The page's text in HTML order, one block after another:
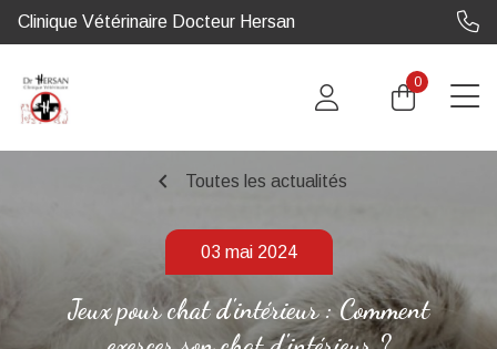
Clinique Vétérinaire Docteur Hersan
0
chevron_left Toutes les actualités
03 mai 2024
Jeux pour chat d'intérieur : Comment